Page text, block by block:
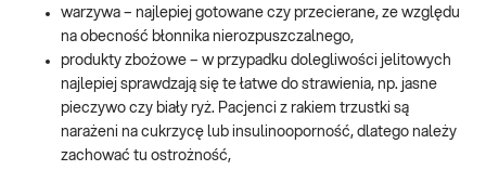
warzywa – najlepiej gotowane czy przecierane, ze względu
na obecność błonnika nierozpuszczalnego,
produkty zbożowe – w przypadku dolegliwości jelitowych
najlepiej sprawdzają się te łatwe do strawienia, np. jasne
pieczywo czy biały ryż. Pacjenci z rakiem trzustki są
narażeni na cukrzycę lub insulinooporność, dlatego należy
zachować tu ostrożność,